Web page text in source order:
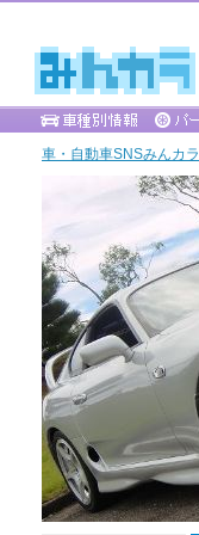
車・自動車SNSみんカラ